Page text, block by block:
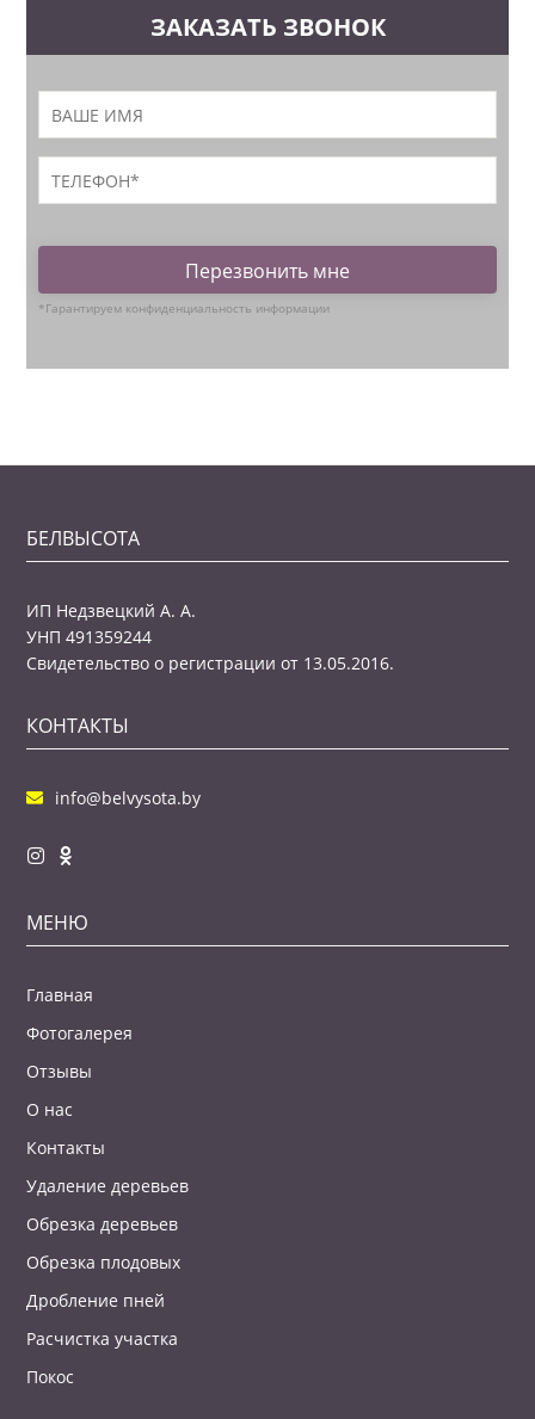
ЗАКАЗАТЬ ЗВОНОК
Перезвонить мне
*Гарантируем конфиденциальность информации
БЕЛВЫСОТА
ИП Недзвецкий А. А.
УНП 491359244
Свидетельство о регистрации от 13.05.2016.
КОНТАКТЫ
info@belvysota.by
МЕНЮ
Главная
Фотогалерея
Отзывы
О нас
Контакты
Удаление деревьев
Обрезка деревьев
Обрезка плодовых
Дробление пней
Расчистка участка
Покос